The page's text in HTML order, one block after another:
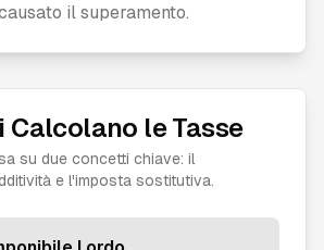
il superamento.
Calcolano le Tasse
su due concetti chiave: il
e l'imposta sostitutiva.